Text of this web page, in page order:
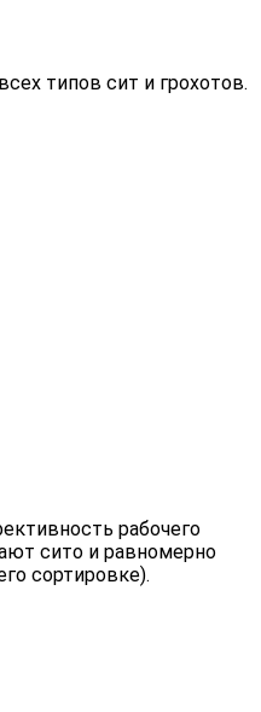
типов сит и грохотов.
рабочего
сито и равномерно
сортировке).